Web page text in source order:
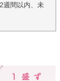
週間以内、未